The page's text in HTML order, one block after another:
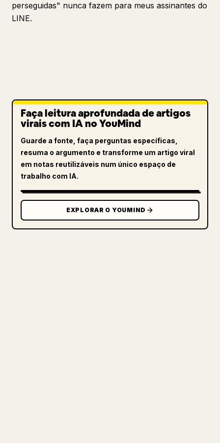
perseguidas" nunca fazem para meus assinantes do
LINE.
Faça leitura aprofundada de artigos
virais com IA no YouMind
Guarde a fonte, faça perguntas específicas,
resuma o argumento e transforme um artigo viral
em notas reutilizáveis num único espaço de
trabalho com IA.
EXPLORAR O YOUMIND